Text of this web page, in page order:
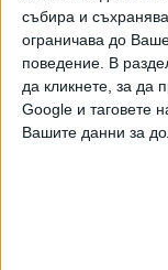
събира и
ограничава до
поведение. В
да кликнете, за да
Google и таговете
Вашите данни за
Високо търсене -
наблюдава и в
в това
едва под 3%.
В